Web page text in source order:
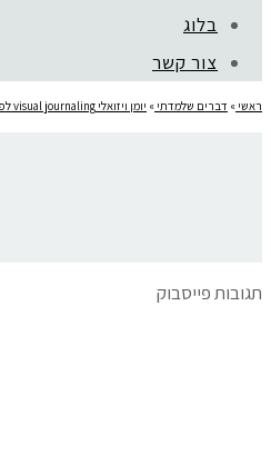
בלוג
צור קשר
ראשי » דברים שלמדתי » יומן ויזואלי visual journaling לפיתוח עסקי
תגובות פייסבוק